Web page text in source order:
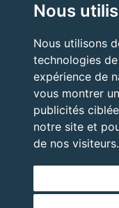
Nous
Nous utilisons
technologies
expérience de
vous montrer
publicités
notre site et
de nos visiteurs.
Accueil
Quand faire appel à
Nos expertises
Nos prestations